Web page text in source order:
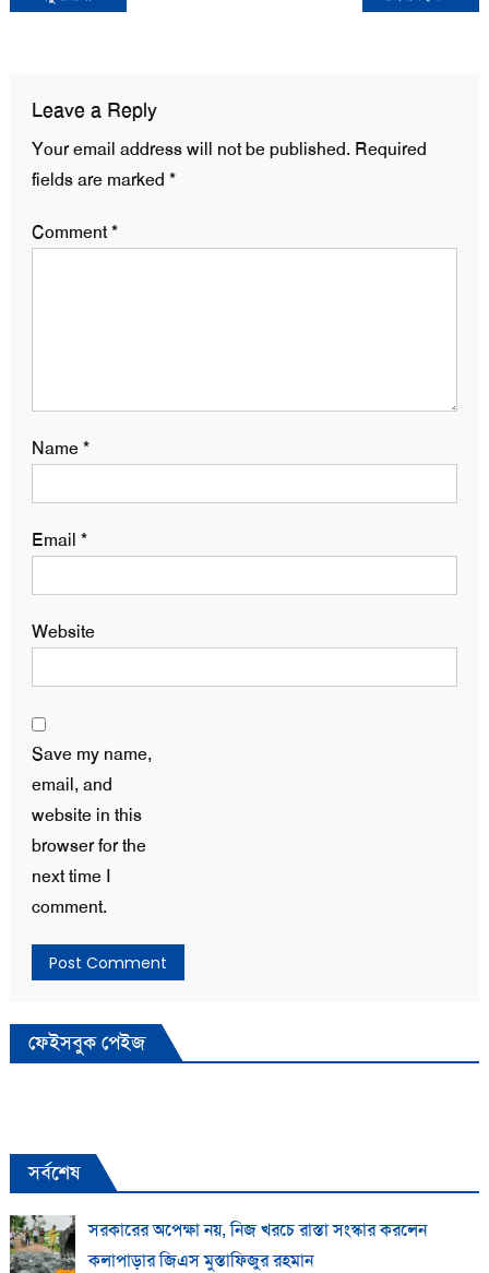
Leave a Reply
Your email address will not be published. Required
fields are marked *
Comment*
Name*
Email *
Website
Save my name,
email, and
website in this
browser for the
next time I
comment.
ফেইসবুক পেইজ
সর্বশেষ
সরকারের অপেক্ষা নয়, নিজ খরচে রাস্তা সংস্কার করলেন
কলাপাড়ার জিএস মুস্তাফিজুর রহমান